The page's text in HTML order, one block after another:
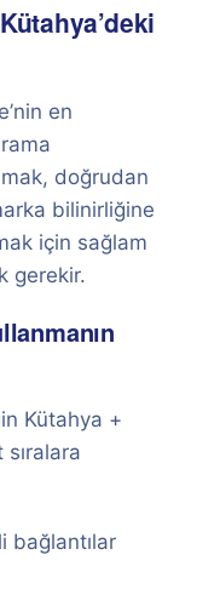
en
doğrudan
bilinirliğine
için sağlam
gerekir.
Kütahya +
bağlantılar